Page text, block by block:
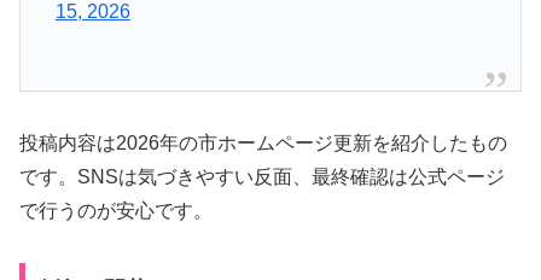
15, 2026
投稿内容は2026年の市ホームページ更新を紹介したもの
です。SNSは気づきやすい反面、最終確認は公式ページ
で行うのが安心です。